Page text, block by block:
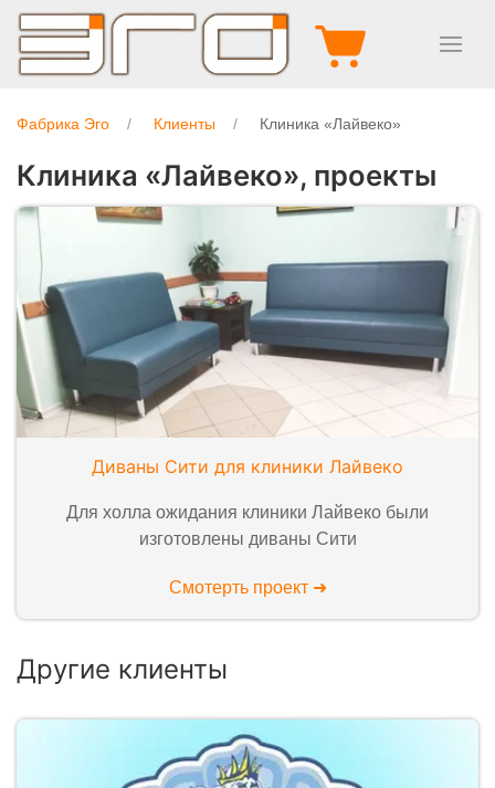
Фабрика Эго Клиенты Клиника «Лайвеко»
Клиника «Лайвеко», проекты
Диваны Сити для клиники Лайвеко
Для холла ожидания клиники Лайвеко были
изготовлены диваны Сити
Смотерть проект ➜
Другие клиенты